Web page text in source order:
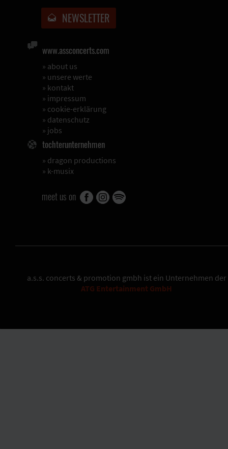
NEWSLETTER
www.assconcerts.com
» about us
» unsere werte
» kontakt
» impressum
» cookie-erklärung
» datenschutz
» jobs
tochterunternehmen
» dragon productions
» k-musix
meet us on
a.s.s. concerts & promotion gmbh ist ein Unternehmen der
ATG Entertainment GmbH